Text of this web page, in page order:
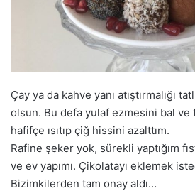
t
a
g
n
d
e
r
Çay ya da kahve yanı atıştırmalığı
olsun. Bu defa yulaf ezmesini bal ve
hafifçe ısıtıp çiğ hissini azalttım.
Rafine şeker yok, sürekli yaptığım
ve ev yapımı. Çikolatayı eklemek
Bizimkilerden tam onay aldı…